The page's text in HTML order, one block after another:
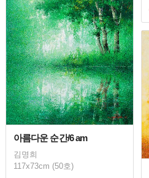
아름다운 순간/6 am
김명희
117x73cm (50호)